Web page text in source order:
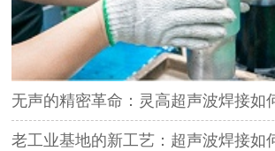
无声的精密革命：灵高超声波焊接如何重塑
老工业基地的新工艺：超声波焊接如何助力